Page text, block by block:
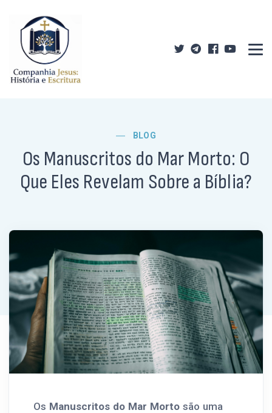
BLOG
Os Manuscritos do Mar Morto: O
Que Eles Revelam Sobre a Bíblia?
Os Manuscritos do Mar Morto são uma